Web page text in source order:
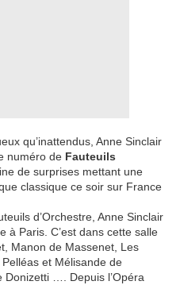
qu’inattendus, Anne Sinclair
numéro de Fauteuils
de surprises mettant une
classique ce soir sur France
d’Orchestre, Anne Sinclair
à Paris. C’est dans cette salle
Manon de Massenet, Les
Pelléas et Mélisande de
Donizetti …. Depuis l’Opéra